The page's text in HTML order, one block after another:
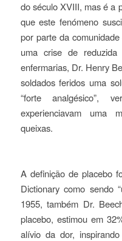
do século XVIII, mas é a
que este fenómeno
por parte da
uma crise de reduzida
enfermarias, Dr. Henry
soldados feridos uma
“forte analgésico”,
experienciavam uma
queixas.
A definição de placebo
Dictionarycomo sendo
1955, também Dr.
placebo, estimou em
alívio da dor,